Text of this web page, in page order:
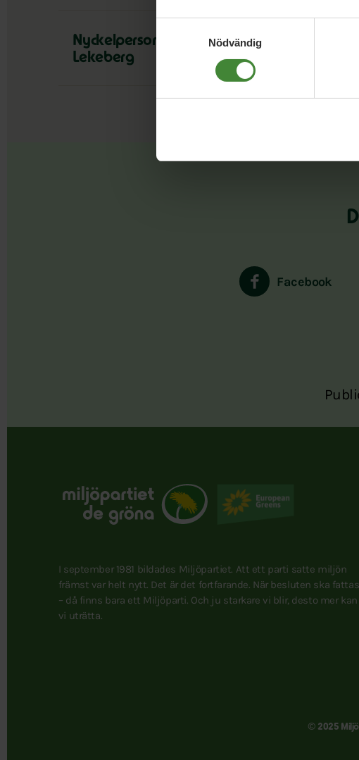
Nödvändig
Nyckelperson/kansli
Lekeberg
Facebook
I september 1981 bildades Miljöpartiet. Att ett parti satte miljön
främst var helt nytt. Det är det fortfarande. När besluten ska fattas
– då finns bara ett Miljöparti. Och ju starkare vi blir, desto mer kan
vi uträtta.
© 2025